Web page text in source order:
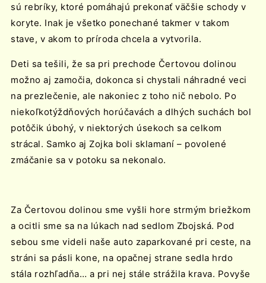
sú rebríky, ktoré pomáhajú prekonať väčšie schody v
koryte. Inak je všetko ponechané takmer v takom
stave, v akom to príroda chcela a vytvorila.
Deti sa tešili, že sa pri prechode Čertovou dolinou
možno aj zamočia, dokonca si chystali náhradné veci
na prezlečenie, ale nakoniec z toho nič nebolo. Po
niekoľkotýždňových horúčavách a dlhých suchách bol
potôčik úbohý, v niektorých úsekoch sa celkom
strácal. Samko aj Zojka boli sklamaní – povolené
zmáčanie sa v potoku sa nekonalo.
Za Čertovou dolinou sme vyšli hore strmým briežkom
a ocitli sme sa na lúkach nad sedlom Zbojská. Pod
sebou sme videli naše auto zaparkované pri ceste, na
stráni sa pásli kone, na opačnej strane sedla hrdo
stála rozhľadňa… a pri nej stále strážila krava. Povyše